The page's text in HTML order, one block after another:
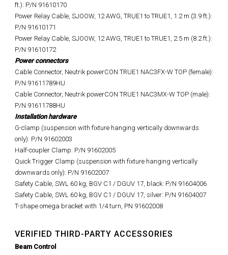
ft.): P/N 91610170
Power Relay Cable, SJOOW, 12 AWG, TRUE1 to TRUE1, 1.2 m (3.9 ft.):
P/N 91610171
Power Relay Cable, SJOOW, 12 AWG, TRUE1 to TRUE1, 2.5 m (8.2 ft.):
P/N 91610172
Power connectors
Cable Connector, Neutrik powerCON TRUE1 NAC3FX-W TOP (female):
P/N 91611789HU
Cable Connector, Neutrik powerCON TRUE1 NAC3MX-W TOP (male):
P/N 91611788HU
Installation hardware
G-clamp (suspension with fixture hanging vertically downwards
only): P/N 91602003
Half-coupler Clamp: P/N 91602005
Quick Trigger Clamp (suspension with fixture hanging vertically
downwards only): P/N 91602007
Safety Cable, SWL 60 kg, BGV C1 / DGUV 17, black: P/N 91604006
Safety Cable, SWL 60 kg, BGV C1 / DGUV 17, silver: P/N 91604007
T-shape omega bracket with 1/4 turn, PN 91602008
VERIFIED THIRD-PARTY ACCESSORIES
Beam Control